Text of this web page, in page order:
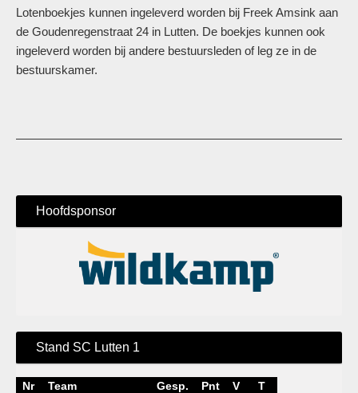
Lotenboekjes kunnen ingeleverd worden bij Freek Amsink aan
de Goudenregenstraat 24 in Lutten. De boekjes kunnen ook
ingeleverd worden bij andere bestuursleden of leg ze in de
bestuurskamer.
Hoofdsponsor
Stand SC Lutten 1
Nr Team Gesp. Pnt V
T